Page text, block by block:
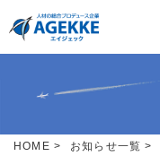
HOME > お知らせ一覧 >